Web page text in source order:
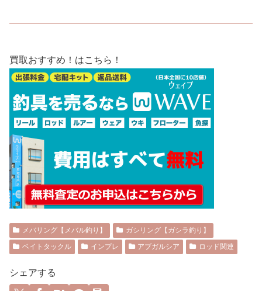
買取おすすめ！はこちら！
メバリング【メバル釣り】
ガシリング【ガシラ釣り】
ベイトタックル
インプレ アブガルシア ロッド関連
シェアする